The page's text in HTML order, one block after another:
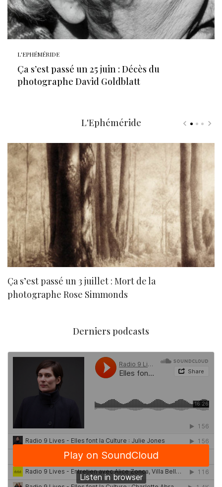
L'EPHÉMÉRIDE
Ça s’est passé un 25 juin : Décès du
photographe David Goldblatt
L'Ephéméride
Ça s’est passé un 3 juillet : Mort de la
photographe Rose Simmonds
Derniers podcasts